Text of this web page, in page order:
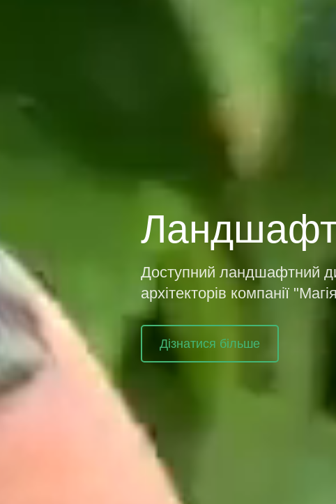
Доступний ландшафтний
архітекторів компанії
Дізнатися більше